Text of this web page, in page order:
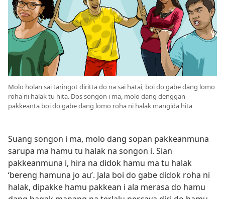
Molo holan sai taringot diritta do na sai hatai, boi do gabe dang lomo
roha ni halak tu hita. Dos songon i ma, molo dang denggan
pakkeanta boi do gabe dang lomo roha ni halak mangida hita
Suang songon i ma, molo dang sopan pakkeanmuna
sarupa ma hamu tu halak na songon i. Sian
pakkeanmuna i, hira na didok hamu ma tu halak
‘bereng hamuna jo au’. Jala boi do gabe didok roha ni
halak, dipakke hamu pakkean i ala merasa do hamu